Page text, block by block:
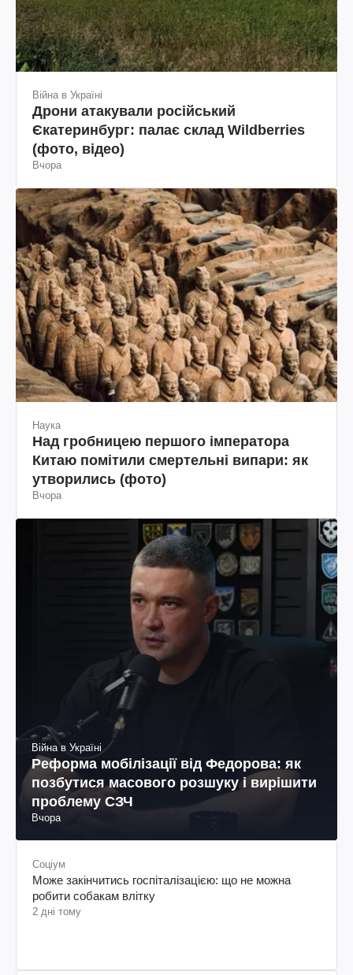
Війна в Україні
Дрони атакували російський
Єкатеринбург: палає склад Wildberries
(фото, відео)
Вчора
Наука
Над гробницею першого імператора
Китаю помітили смертельні випари: як
утворились (фото)
Вчора
Війна в Україні
Реформа мобілізації від Федорова: як
позбутися масового розшуку і вирішити
проблему СЗЧ
Вчора
Соціум
Може закінчитись госпіталізацією: що не можна
робити собакам влітку
2 дні тому